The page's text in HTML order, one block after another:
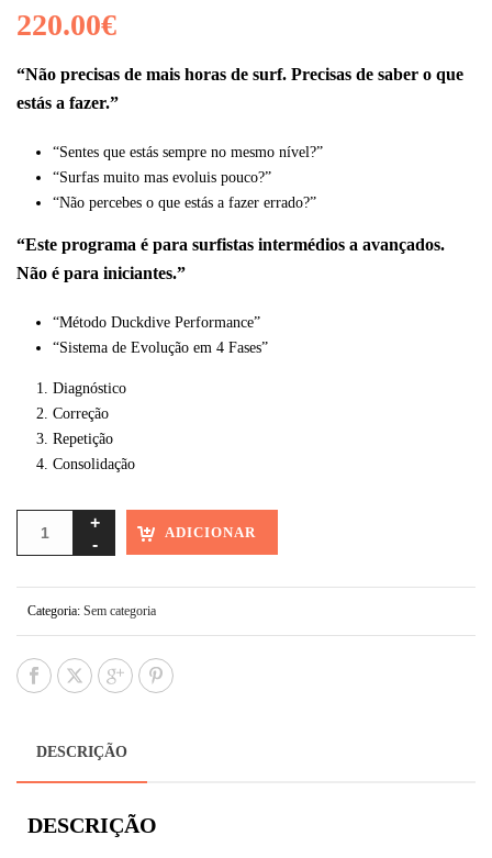
220.00€
“Não precisas de mais horas de surf. Precisas de saber o que
estás a fazer.”
“Sentes que estás sempre no mesmo nível?”
“Surfas muito mas evoluis pouco?”
“Não percebes o que estás a fazer errado?”
“Este programa é para surfistas intermédios a avançados.
Não é para iniciantes.”
“Método Duckdive Performance”
“Sistema de Evolução em 4 Fases”
Diagnóstico
Correção
Repetição
Consolidação
ADICIONAR
Categoria: Sem categoria
DESCRIÇÃO
DESCRIÇÃO